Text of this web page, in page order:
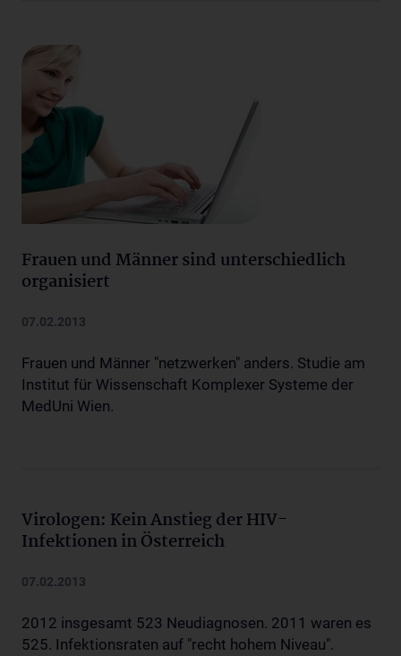
Frauen und Männer sind unterschiedlich
organisiert
07.02.2013
Frauen und Männer "netzwerken" anders. Studie am
Institut für Wissenschaft Komplexer Systeme der
MedUni Wien.
Virologen: Kein Anstieg der HIV-
Infektionen in Österreich
07.02.2013
2012 insgesamt 523 Neudiagnosen. 2011 waren es
525. Infektionsraten auf "recht hohem Niveau".